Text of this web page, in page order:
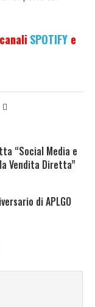
SPOTIFY e
“Social Media e
Vendita Diretta”
di APLGO